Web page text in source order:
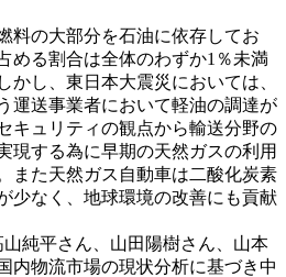
料の大部分を石油に依存してお
める割合は全体のわずか1％未満
かし、東日本大震災においては、
運送事業者において軽油の調達が
キュリティの観点から輸送分野の
現する為に早期の天然ガスの利用
また天然ガス自動車は二酸化炭素
少なく、地球環境の改善にも貢献
純平さん、山田陽樹さん、山本
内物流市場の現状分析に基づき中